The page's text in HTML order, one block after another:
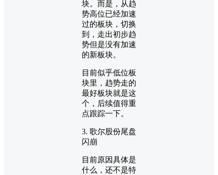
块。而是，从趋
势高位已经加速
过的板块，切换
到，走出初步趋
势但是没有加速
的新板块。
目前似乎低位板
块里，趋势走的
最好板块就是这
个，后续值得重
点跟踪一下。
3. 歌尔股份尾盘
闪崩
目前原因具体是
什么，还不是特